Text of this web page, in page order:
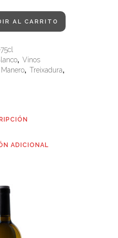
AL CARRITO
, Vinos
Manero, Treixadura,
ADICIONAL